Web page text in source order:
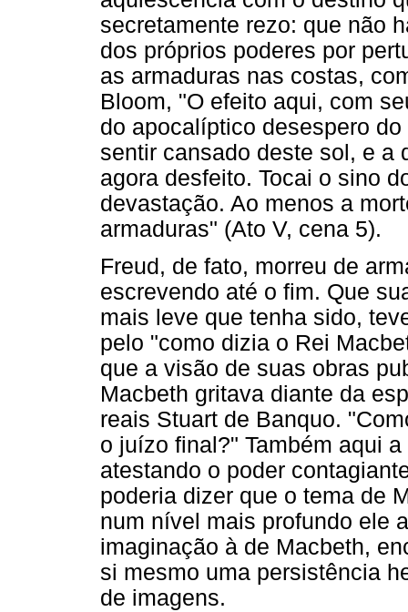
secretamente rezo: que não
dos próprios poderes por
as armaduras nas costas,
Bloom, "O efeito aqui, com
do apocalíptico desespero
sentir cansado deste sol, e a
agora desfeito. Tocai o sino
devastação. Ao menos a
armaduras" (Ato V, cena 5).
Freud, de fato, morreu de
escrevendo até o fim. Que
mais leve que tenha sido,
pelo "como dizia o Rei
que a visão de suas obras
Macbeth gritava diante da
reais Stuart de Banquo.
o juízo final?" Também aqui
atestando o poder
poderia dizer que o tema de
num nível mais profundo ele
imaginação à de Macbeth,
si mesmo uma persistência
de imagens.